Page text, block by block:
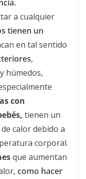
a cualquier
tienen un
en tal sentido
,
húmedos,
con
tienen un
calordebido a
corporal.
que aumentan
, como hacer